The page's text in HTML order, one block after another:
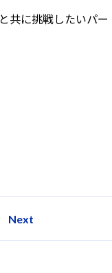
共に挑戦したいパー
Next